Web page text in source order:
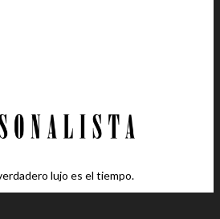
lujo es el tiempo.